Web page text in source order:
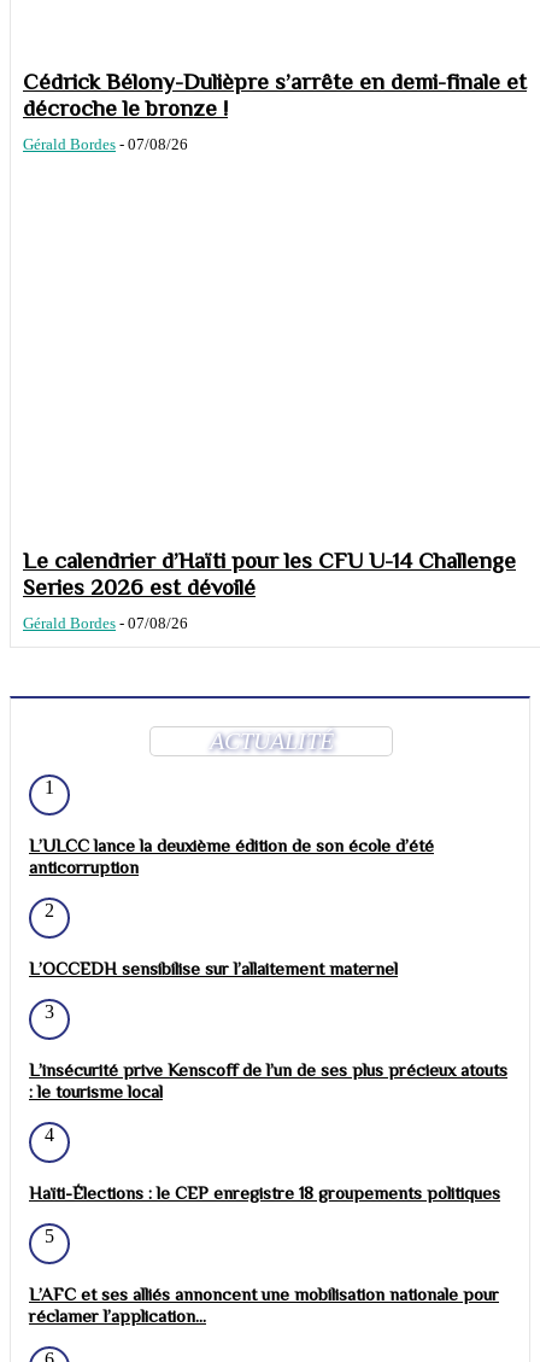
Cédrick Bélony-Dulièpre s’arrête en demi-finale et
décroche le bronze !
Gérald Bordes - 07/08/26
Le calendrier d’Haïti pour les CFU U-14 Challenge
Series 2026 est dévoilé
Gérald Bordes - 07/08/26
ACTUALITÉ
1
L’ULCC lance la deuxième édition de son école d’été
anticorruption
2
L’OCCEDH sensibilise sur l’allaitement maternel
3
L’insécurité prive Kenscoff de l’un de ses plus précieux atouts
: le tourisme local
4
Haïti-Élections : le CEP enregistre 18 groupements politiques
5
L’AFC et ses alliés annoncent une mobilisation nationale pour
réclamer l’application...